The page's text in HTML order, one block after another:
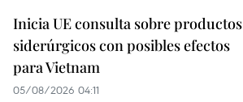
Inicia UE consulta sobre productos
siderúrgicos con posibles efectos
para Vietnam
05/08/2026 04:11